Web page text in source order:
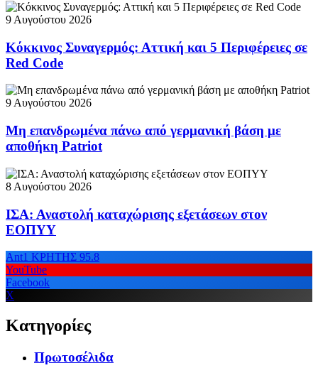
9 Αυγούστου 2026
Κόκκινος Συναγερμός: Αττική και 5 Περιφέρειες σε
Red Code
9 Αυγούστου 2026
Μη επανδρωμένα πάνω από γερμανική βάση με
αποθήκη Patriot
8 Αυγούστου 2026
ΙΣΑ: Αναστολή καταχώρισης εξετάσεων στον
ΕΟΠΥΥ
Ant1 ΚΡΗΤΗΣ 95.8
YouTube
Facebook
X
Κατηγορίες
Πρωτοσέλιδα